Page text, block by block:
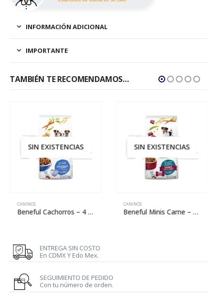
INFORMACIÓN ADICIONAL
IMPORTANTE
TAMBIÉN TE RECOMENDAMOS…
SIN EXISTENCIAS
CANINOS
Beneful Cachorros – 4 kg
SIN EXISTENCIAS
CANINOS
Beneful Minis Carne – 2 kg
ENTREGA SIN COSTO
En CDMX Y Edo Mex.
SEGUIMIENTO DE PEDIDO
Con tu número de orden.